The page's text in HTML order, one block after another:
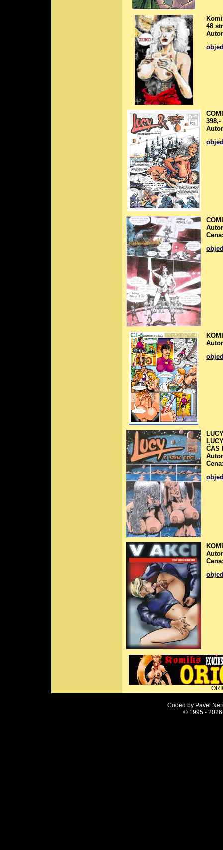
48
398,-
ČAS
Coded by Pavel
© 1995 -